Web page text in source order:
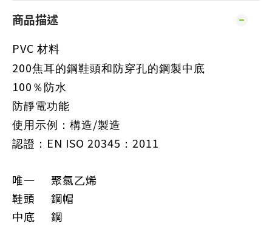
商品描述
PVC 材料
200焦耳的鋼鞋頭和防穿孔的鋼製中底
100 ％防水
防靜電功能
使用示例：構造/製造
認證： EN ISO 20345 ： 2011
唯一
聚氯乙烯
鞋頭
鋼帽
中底
鋼